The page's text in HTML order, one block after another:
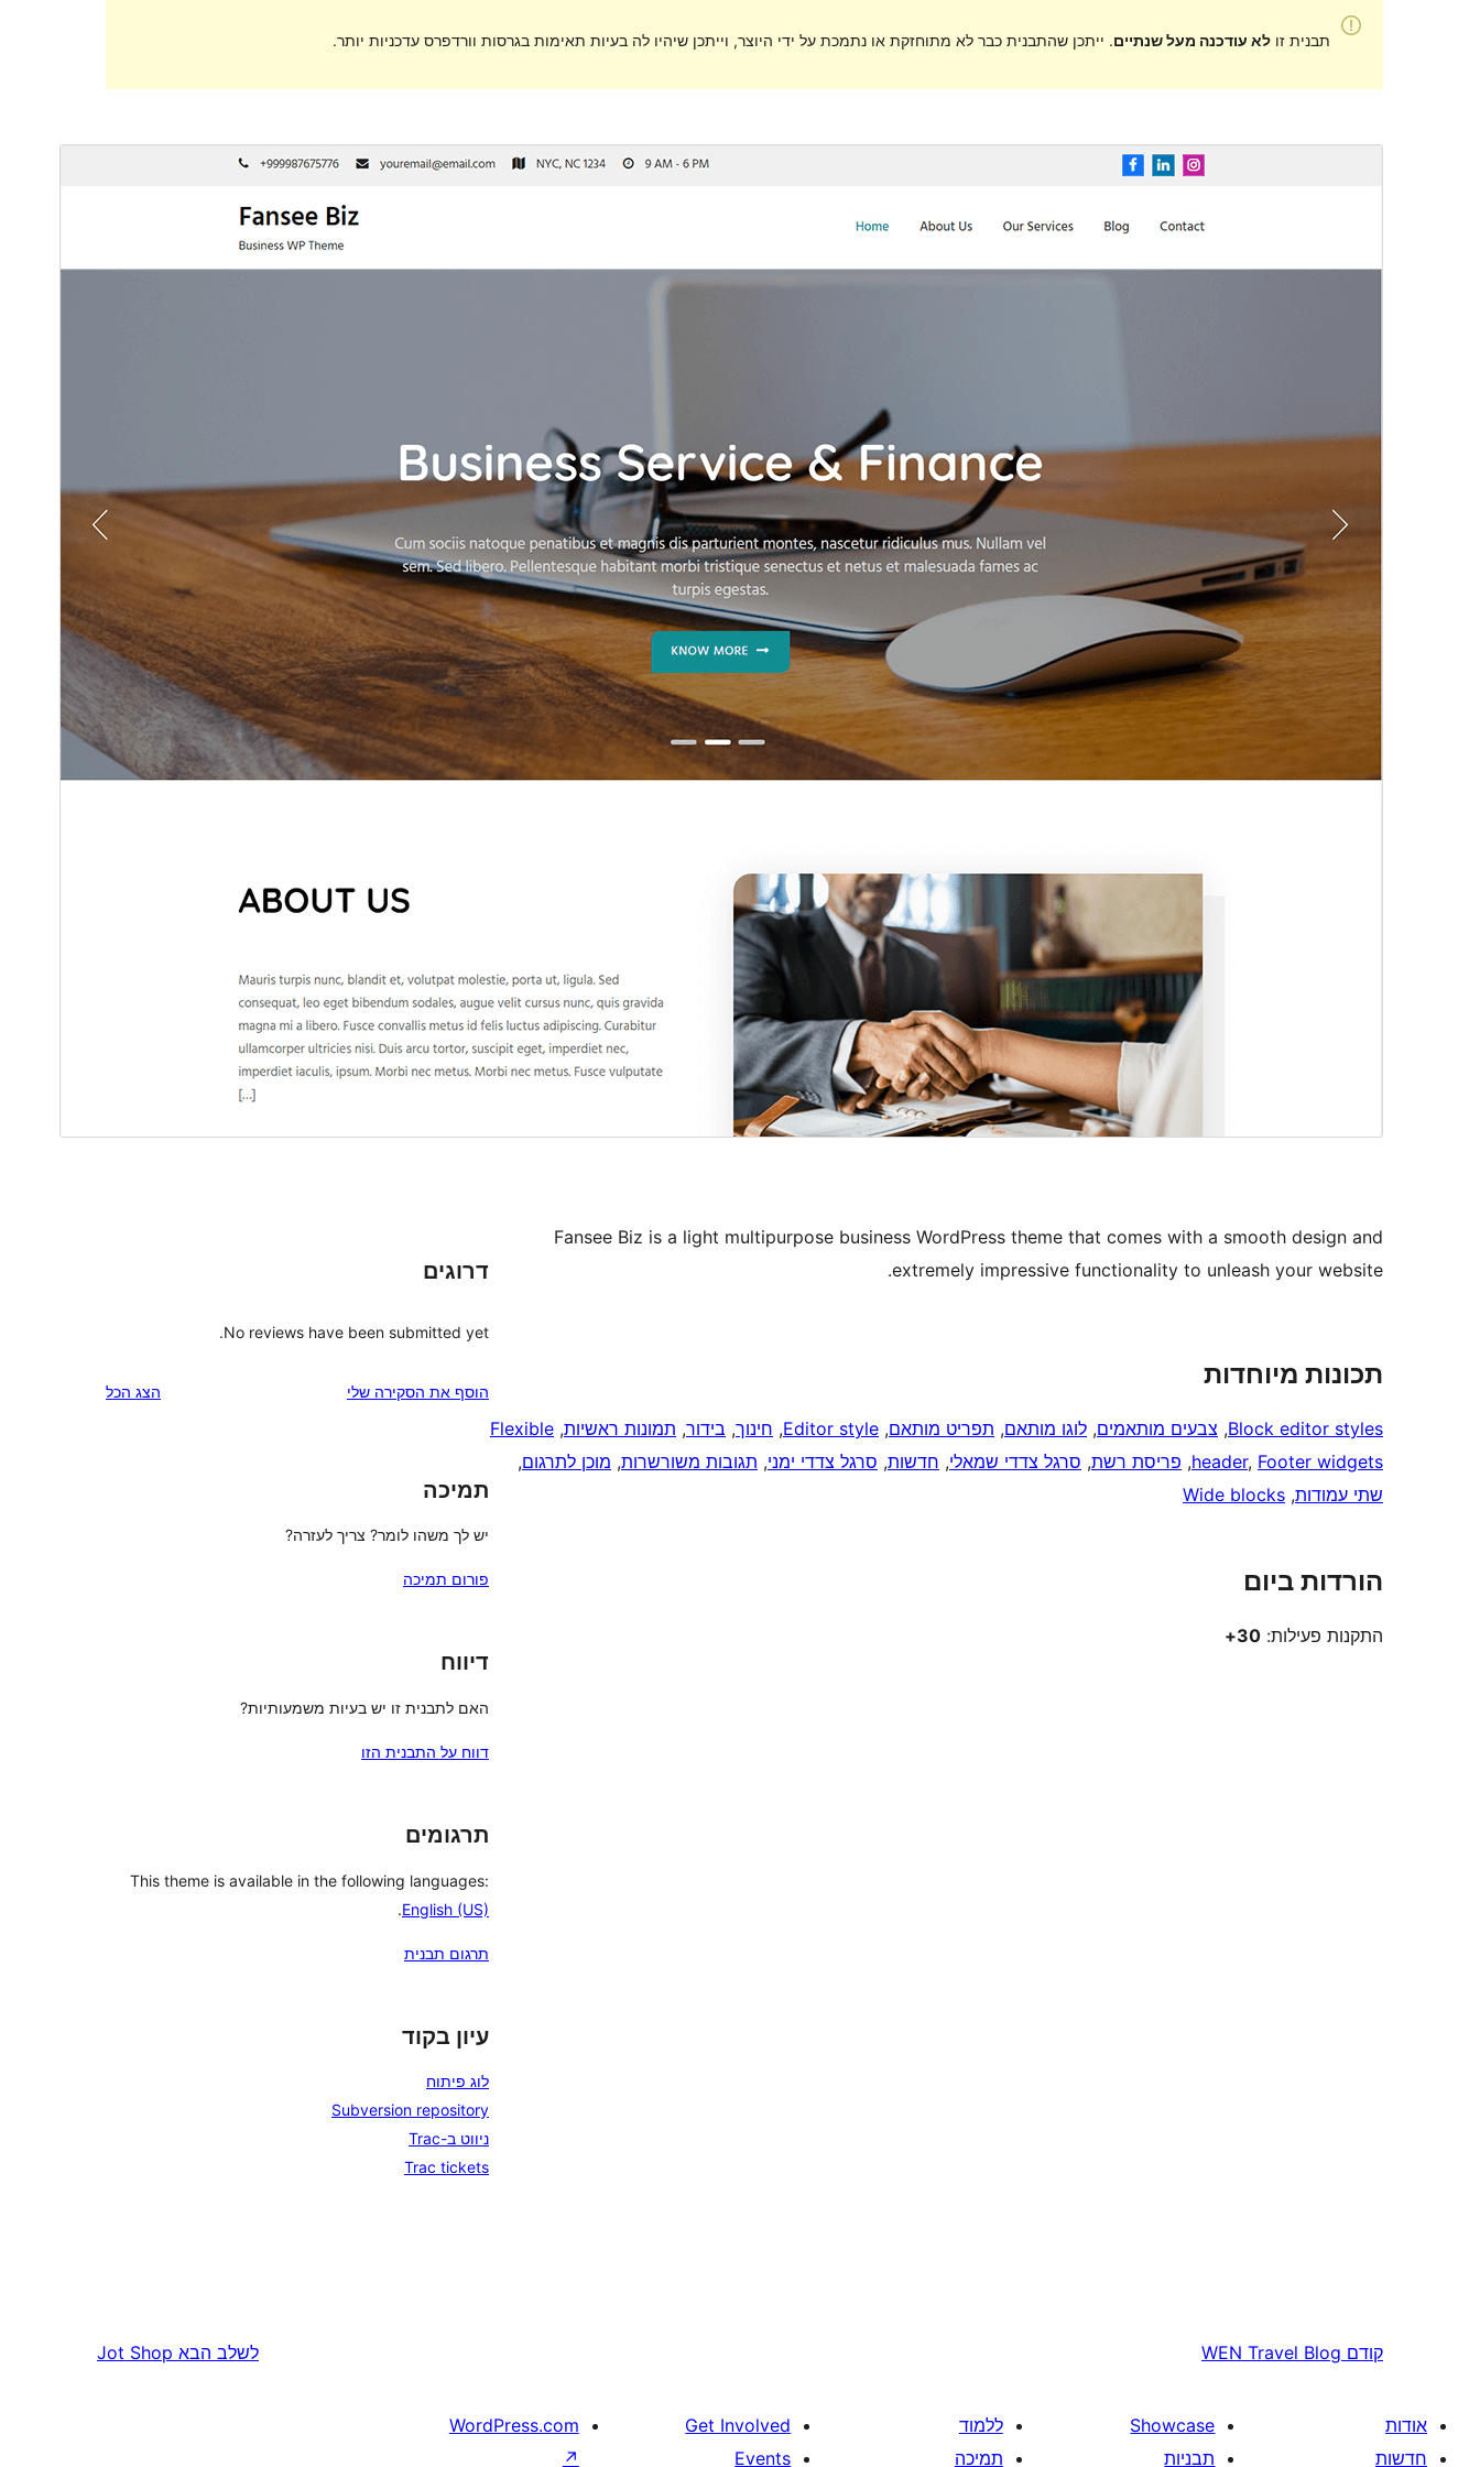
תבנית זולא עודכנה מעל שנתיים. ייתכן שהתבנית כבר לא מתוחזקת או נתמכת על ידי היוצר, וייתכן שיהיו לה בעיות תאימות בגרסות וורדפרס עדכניות יותר.
תצוגה מקדימה הורדה
תבנית בת שלFansee Business
Fansee Biz is a light multipurpose business WordPress theme that comes with a smooth design and
extremely impressive functionality to unleash your website.
תכונות מיוחדות
Block editor styles
, צבעים מותאמים, לוגו מותאם, תפריט מותאם,
Editor style
, חינוך, בידור, תמונות ראשיות,
Flexible
header, Footer widgets
, פריסת רשת, סרגל צדדי שמאלי, חדשות, סרגל צדדי ימני, תגובות משורשרות, מוכן לתרגום,
שתי עמודות,
Wide blocks
הורדות ביום
התקנות פעילות: 30+
דרוגים
No reviews have been submitted yet.
הוסף את הסקירה שלי הצג הכל
תמיכה
יש לך משהו לומר? צריך לעזרה?
פורום תמיכה
דיווח
האם לתבנית זו יש בעיות משמעותיות?
דווח על התבנית הזו
תרגומים
This theme is available in the following languages:
English (US)
.
תרגום תבנית
עיון בקוד
לוג פיתוח
Subversion repository
ניווט ב-Trac
Trac tickets
קודם WEN Travel Blog לשלב הבא Jot Shop
אודות
חדשות
Showcase
תבניות
ללמוד
תמיכה
Get Involved
Events
WordPress.com
↗